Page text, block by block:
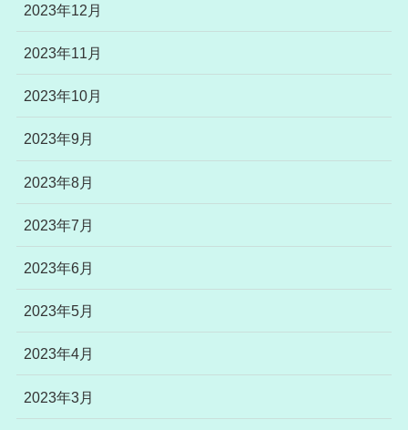
2023年12月
2023年11月
2023年10月
2023年9月
2023年8月
2023年7月
2023年6月
2023年5月
2023年4月
2023年3月